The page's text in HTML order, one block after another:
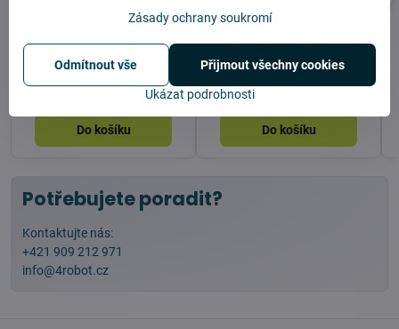
Sada příslušenství pro
balení
Do košíku
Boční kartáčky pro
S8/S8+ 2ks - černé
Do košíku
Potřebujete poradit?
Kontaktujte nás:
+421 909 212 971
info@4robot.cz
Zásady ochrany soukromí
Ukázat podrobnosti
Přijmout všechny cookies
Odmítnout vše